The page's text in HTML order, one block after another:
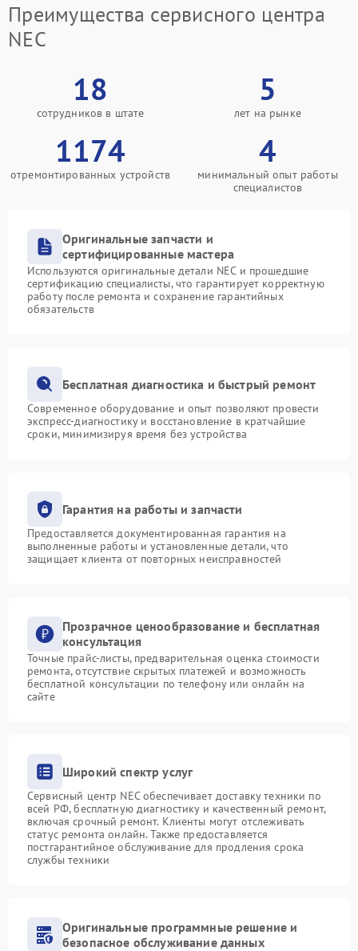
Преимущества сервисного центра
NEC
18
сотрудников в штате
5
лет на рынке
1174
отремонтированных устройств
4
минимальный опыт работы
специалистов
Оригинальные запчасти и
сертифицированные мастера
Используются оригинальные детали NEC и прошедшие
сертификацию специалисты, что гарантирует корректную
работу после ремонта и сохранение гарантийных
обязательств
Бесплатная диагностика и быстрый ремонт
Современное оборудование и опыт позволяют провести
экспресс-диагностику и восстановление в кратчайшие
сроки, минимизируя время без устройства
Гарантия на работы и запчасти
Предоставляется документированная гарантия на
выполненные работы и установленные детали, что
защищает клиента от повторных неисправностей
Прозрачное ценообразование и бесплатная
консультация
Точные прайс-листы, предварительная оценка стоимости
ремонта, отсутствие скрытых платежей и возможность
бесплатной консультации по телефону или онлайн на
сайте
Широкий спектр услуг
Сервисный центр NEC обеспечивает доставку техники по
всей РФ, бесплатную диагностику и качественный ремонт,
включая срочный ремонт. Клиенты могут отслеживать
статус ремонта онлайн. Также предоставляется
постгарантийное обслуживание для продления срока
службы техники
Оригинальные программные решение и
безопасное обслуживание данных